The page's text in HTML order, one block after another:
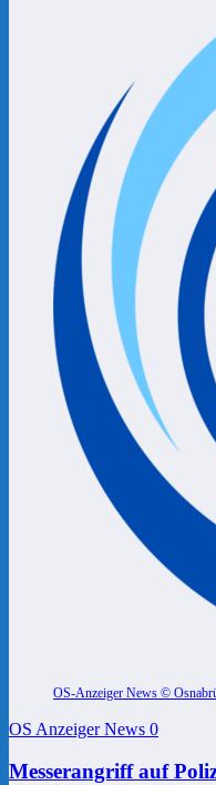
OS-Anzeiger News ©
OS Anzeiger News 0
Messerangriff auf